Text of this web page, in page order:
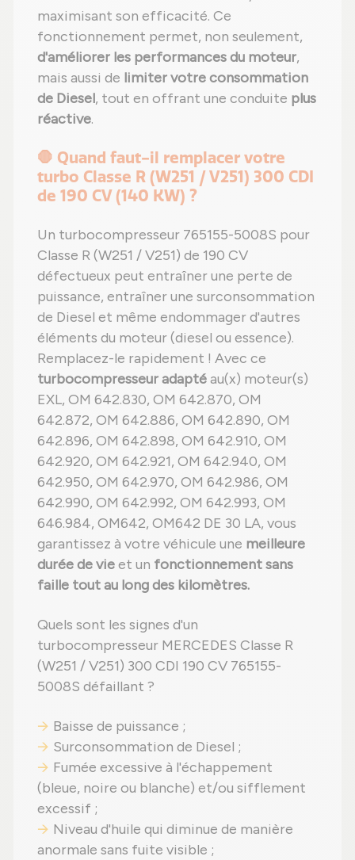
maximisant son efficacité. Ce
fonctionnement permet, non seulement,
d'améliorer les performances du moteur,
mais aussi de limiter votre consommation
de Diesel, tout en offrant une conduite plus
réactive.
🛑 Quand faut-il remplacer votre
turbo Classe R (W251 / V251) 300 CDI
de 190 CV (140 KW) ?
Un turbocompresseur 765155-5008S pour
Classe R (W251 / V251) de 190 CV
défectueux peut entraîner une perte de
puissance, entraîner une surconsommation
de Diesel et même endommager d'autres
éléments du moteur (diesel ou essence).
Remplacez-le rapidement ! Avec ce
turbocompresseur adaptéau(x) moteur(s)
EXL, OM 642.830, OM 642.870, OM
642.872, OM 642.886, OM 642.890, OM
642.896, OM 642.898, OM 642.910, OM
642.920, OM 642.921, OM 642.940, OM
642.950, OM 642.970, OM 642.986, OM
642.990, OM 642.992, OM 642.993, OM
646.984, OM642, OM642 DE 30 LA, vous
garantissez à votre véhicule une meilleure
durée de vieet un fonctionnement sans
faille tout au long des kilomètres.
Quels sont les signes d'un
turbocompresseur MERCEDES Classe R
(W251 / V251) 300 CDI 190 CV 765155-
5008S défaillant ?
Baisse de puissance ;
Surconsommation de Diesel ;
Fumée excessive à l'échappement
(bleue, noire ou blanche) et/ou sifflement
excessif ;
Niveau d'huile qui diminue de manière
anormale sans fuite visible ;